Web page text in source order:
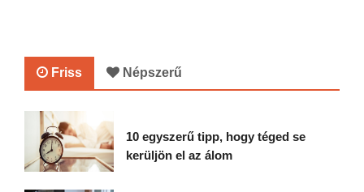
Friss Népszerű
10 egyszerű tipp, hogy téged se
kerüljön el az álom